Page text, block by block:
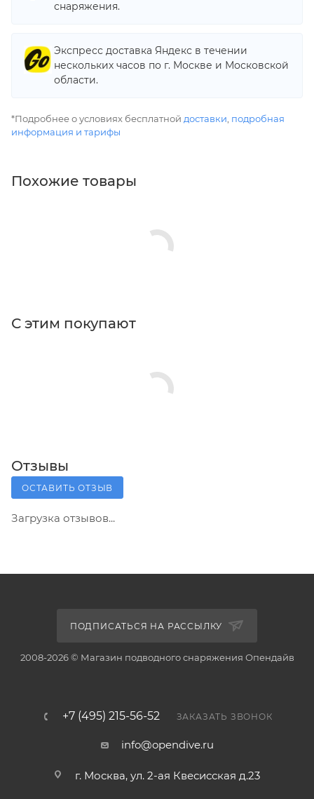
снаряжения.
Экспресс доставка Яндекс в течении
нескольких часов по г. Москве и Московской
области.
*Подробнее о условиях бесплатной доставки подробная
информация и тарифы
Похожие товары
С этим покупают
Отзывы
ОСТАВИТЬ ОТЗЫВ
Загрузка отзывов...
ПОДПИСАТЬСЯ НА РАССЫЛКУ
2008-2026 © Магазин подводного снаряжения Опендайв
+7 (495) 215-56-52 ЗАКАЗАТЬ ЗВОНОК
info@opendive.ru
г. Москва, ул. 2-ая Квесисская д.23